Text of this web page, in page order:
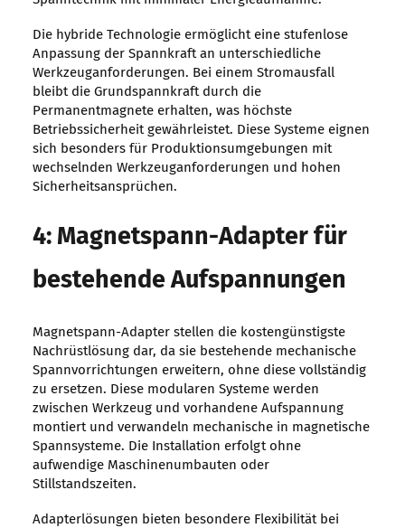
Die hybride Technologie ermöglicht eine stufenlose
Anpassung der Spannkraft an unterschiedliche
Werkzeuganforderungen. Bei einem Stromausfall
bleibt die Grundspannkraft durch die
Permanentmagnete erhalten, was höchste
Betriebssicherheit gewährleistet. Diese Systeme eignen
sich besonders für Produktionsumgebungen mit
wechselnden Werkzeuganforderungen und hohen
Sicherheitsansprüchen.
4: Magnetspann-Adapter für
bestehende Aufspannungen
Magnetspann-Adapter stellen die kostengünstigste
Nachrüstlösung dar, da sie bestehende mechanische
Spannvorrichtungen erweitern, ohne diese vollständig
zu ersetzen. Diese modularen Systeme werden
zwischen Werkzeug und vorhandene Aufspannung
montiert und verwandeln mechanische in magnetische
Spannsysteme. Die Installation erfolgt ohne
aufwendige Maschinenumbauten oder
Stillstandszeiten.
Adapterlösungen bieten besondere Flexibilität bei